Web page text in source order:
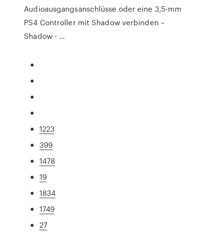
Audioausgangsanschlüsse oder eine 3,5-mm
PS4 Controller mit Shadow verbinden –
Shadow - …
1223
399
1478
19
1834
1749
27